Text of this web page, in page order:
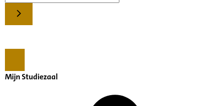
Mijn Studiezaal